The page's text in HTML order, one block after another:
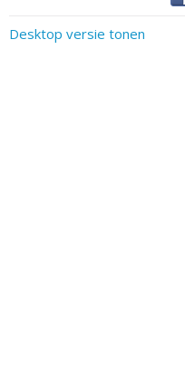
Desktop versie tonen